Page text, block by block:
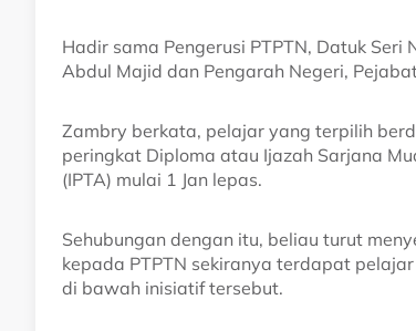
Hadir sama Pengerusi PTPTN, Datuk Seri
Abdul Majid dan Pengarah Negeri,
Zambry berkata, pelajar yang terpilih
peringkat Diploma atau Ijazah Sarjana
(IPTA) mulai 1 Jan lepas.
Sehubungan dengan itu, beliau turut
kepada PTPTN sekiranya terdapat
di bawah inisiatif tersebut.